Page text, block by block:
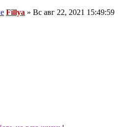
Fillya » Вс авг 22, 2021 15:49:59